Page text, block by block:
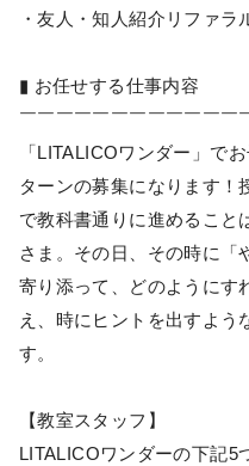
・友人・知人紹介リファラ
▮ お任せする仕事内容
￣￣￣￣￣￣￣￣￣￣￣￣
「LITALICOワンダー」で
ターンの募集になります！
で教科書通りに進めること
さま。その日、その時に「
寄り添って、どのようにす
え、時にヒントを出すよう
す。
【教室スタッフ】
LITALICOワンダーの下記5